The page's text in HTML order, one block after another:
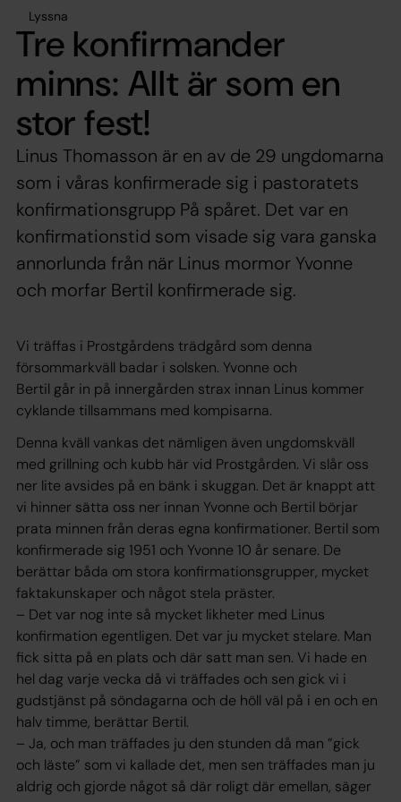
Lyssna
Tre konfirmander
minns: Allt är som en
stor fest!
Linus Thomasson är en av de 29 ungdomarna
som i våras konfirmerade sig i pastoratets
konfirmationsgrupp På spåret. Det var en
konfirmationstid som visade sig vara ganska
annorlunda från när Linus mormor Yvonne
och morfar Bertil konfirmerade sig.
Vi träffas i Prostgårdens trädgård som denna
försommarkväll badar i solsken. Yvonne och
Bertil går in på innergården strax innan Linus kommer
cyklande tillsammans med kompisarna.
Denna kväll vankas det nämligen även ungdomskväll
med grillning och kubb här vid Prostgården. Vi slår oss
ner lite avsides på en bänk i skuggan. Det är knappt att
vi hinner sätta oss ner innan Yvonne och Bertil börjar
prata minnen från deras egna konfirmationer. Bertil som
konfirmerade sig 1951 och Yvonne 10 år senare. De
berättar båda om stora konfirmationsgrupper, mycket
faktakunskaper och något stela präster.
– Det var nog inte så mycket likheter med Linus
konfirmation egentligen. Det var ju mycket stelare. Man
fick sitta på en plats och där satt man sen. Vi hade en
hel dag varje vecka då vi träffades och sen gick vi i
gudstjänst på söndagarna och de höll väl på i en och en
halv timme, berättar Bertil.
– Ja, och man träffades ju den stunden då man ”gick
och läste” som vi kallade det, men sen träffades man ju
aldrig och gjorde något så där roligt där emellan, säger